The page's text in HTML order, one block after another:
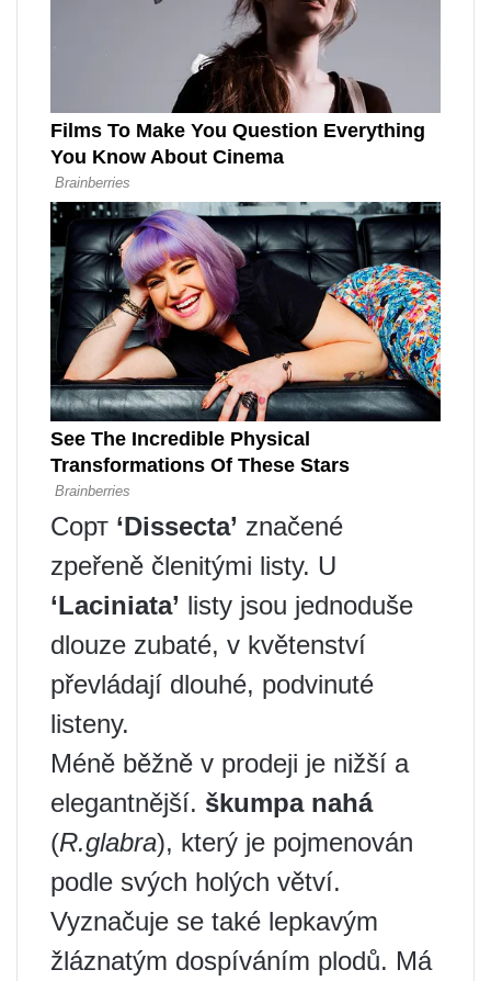
Сорт ‘Dissecta’ značené
zpeřeně členitými listy. U
‘Laciniata’ listy jsou jednoduše
dlouze zubaté, v květenství
převládají dlouhé, podvinuté
listeny.
Méně běžně v prodeji je nižší a
elegantnější. škumpa nahá
(R.glabra), který je pojmenován
podle svých holých větví.
Vyznačuje se také lepkavým
žláznatým dospíváním plodů. Má